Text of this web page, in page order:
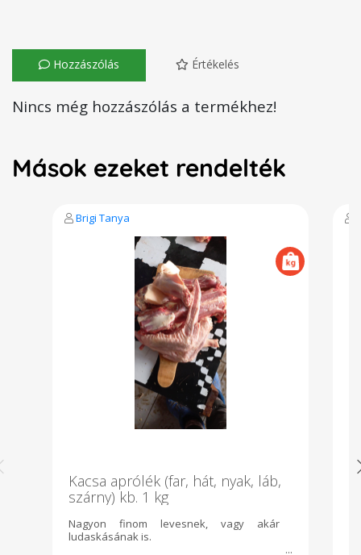
Hozzászólás Értékelés
Nincs még hozzászólás a termékhez!
Mások ezeket rendelték
Brigi Tanya
Kacsa aprólék (far, hát, nyak, láb,
szárny) kb. 1 kg
Nagyon finom levesnek, vagy akár
ludaskásának is.